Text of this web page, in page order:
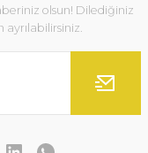
olsun! Dilediğiniz